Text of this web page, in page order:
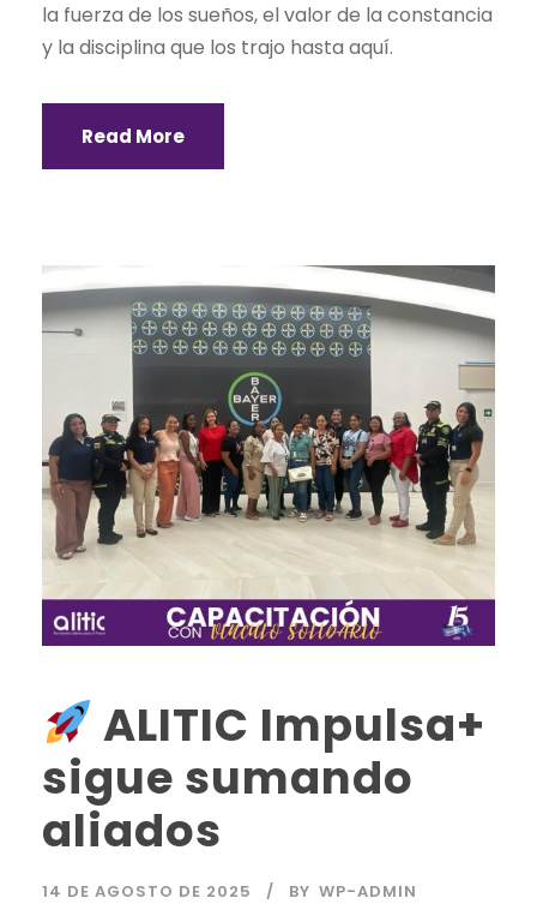
la fuerza de los sueños, el valor de la constancia
y la disciplina que los trajo hasta aquí.
Read More
ALITIC Impulsa+
sigue sumando
aliados
14 DE AGOSTO DE 2025 BY WP-ADMIN